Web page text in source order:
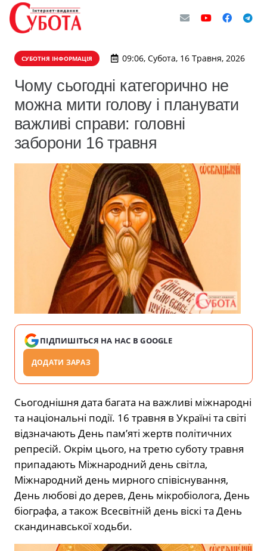
СУБОТНЯ ІНФОРМАЦІЯ 09:06, Субота, 16 Травня, 2026
Чому сьогодні категорично не
можна мити голову і планувати
важливі справи: головні
заборони 16 травня
ПІДПИШІТЬСЯ НА НАС В GOOGLE
ДОДАТИ ЗАРАЗ
Сьогоднішня дата багата на важливі міжнародні
та національні події. 16 травня в Україні та світі
відзначають День пам’яті жертв політичних
репресій. Окрім цього, на третю суботу травня
припадають Міжнародний день світла,
Міжнародний день мирного співіснування,
День любові до дерев, День мікробіолога, День
біографа, а також Всесвітній день віскі та День
скандинавської ходьби.